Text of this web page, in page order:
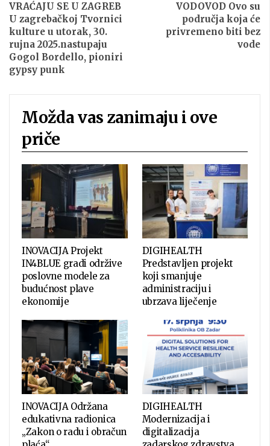
VRAĆAJU SE U ZAGREB
U zagrebačkoj Tvornici
kulture u utorak, 30.
rujna 2025.nastupaju
Gogol Bordello, pioniri
gypsy punk
VODOVOD Ovo su
područja koja će
privremeno biti bez
vode
Možda vas zanimaju i ove
priče
INOVACIJA Projekt
IN4BLUE gradi održive
poslovne modele za
budućnost plave
ekonomije
DIGIHEALTH
Predstavljen projekt
koji smanjuje
administraciju i
ubrzava liječenje
INOVACIJA Održana
edukativna radionica
„Zakon o radu i obračun
DIGIHEALTH
Modernizacija i
digitalizacija